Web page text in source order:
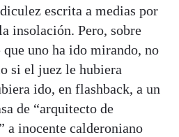
escrita a medias por
insolación. Pero, sobre
uno ha ido mirando, no
si el juez le hubiera
ido, en flashback, a un
de “arquitecto de
a inocente calderoniano